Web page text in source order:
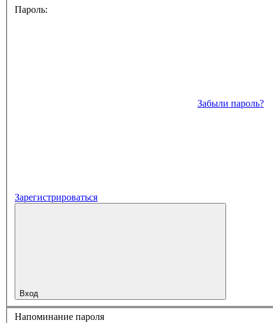
Пароль:
Забыли пароль?
Зарегистрироваться
Вход
Напоминание пароля